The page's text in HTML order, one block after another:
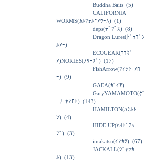
Buddha Baits (5)
CALIFORNIA
WORMS(ｶﾙﾌｫﾙﾆｱﾜｰﾑ) (1)
deps(ﾃﾞﾌﾟｽ) (8)
Dragon Lures(ﾄﾞﾗｺﾞﾝ
ﾙｱｰ)
ECOGEAR(ｴｺｷﾞ
ｱ)NORIES(ﾉﾘｰｽﾞ) (17)
FishArrow(ﾌｨｯｼｭｱﾛ
ｰ) (9)
GAEA(ｶﾞｲｱ)
GaryYAMAMOTO(ｹﾞ
ｰﾘｰﾔﾏﾓﾄ) (143)
HAMILTON(ﾊﾐﾙﾄ
ﾝ) (4)
HIDE UP(ﾊｲﾄﾞｱｯ
ﾌﾟ) (3)
imakatsu(ｲﾏｶﾂ) (67)
JACKALL(ｼﾞｬｯｶ
ﾙ) (13)